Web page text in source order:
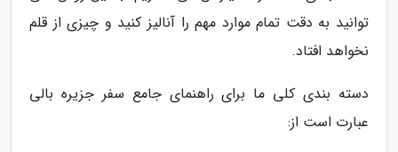
توانید به دقت تمام موارد مهم را آنالیز کنید و چیزی از قلم
نخواهد افتاد.
دسته بندی کلی ما برای راهنمای جامع سفر جزیره بالی
عبارت است از: